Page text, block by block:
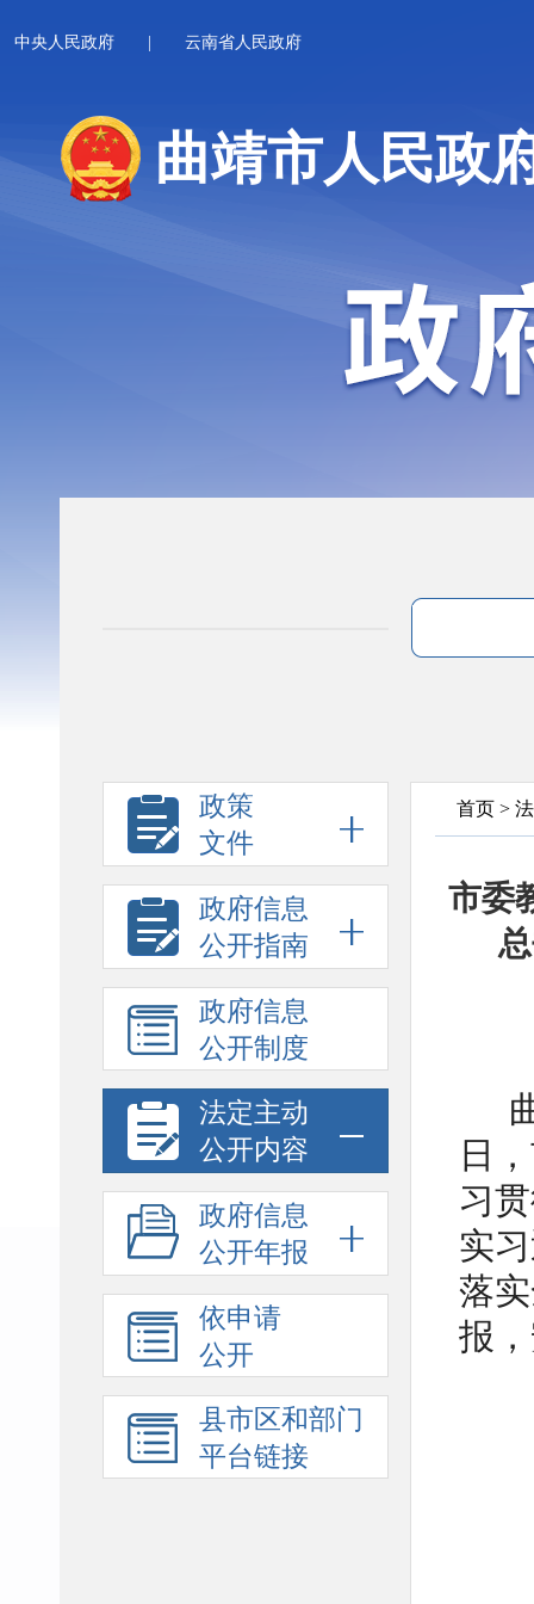
中央人民政府 云南省人民政府
曲靖市人民政
政策
文件
政府信息
公开指南
政府信息
公开制度
法定主动
公开内容
政府信息
公开年报
依申请
公开
县市区和部门
平台链接
首页 >
市委
日
习
实
落
报